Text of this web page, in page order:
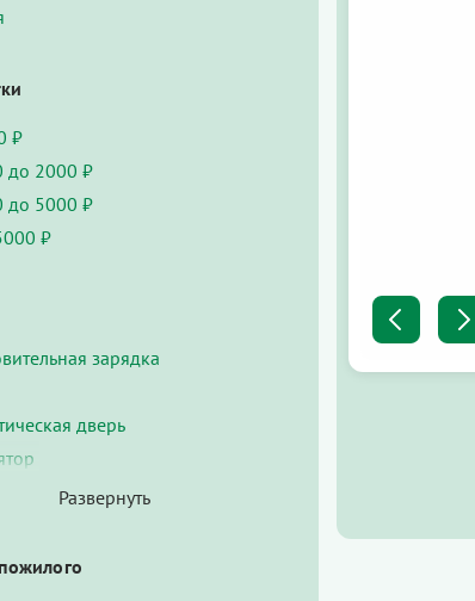
₽
до 2000 ₽
до 5000 ₽
₽
зарядка
дверь